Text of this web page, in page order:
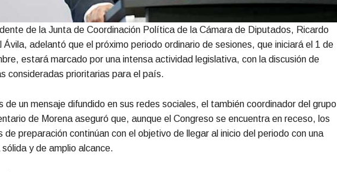
de la Junta de Coordinación Política de la Cámara de Diputados, Ricardo
Ávila, adelantó que el próximo periodo ordinario de sesiones, que iniciará el 1 de
estará marcado por una intensa actividad legislativa, con la discusión de
consideradas prioritarias para el país.
de un mensaje difundido en sus redes sociales, el también coordinador del grupo
de Morena aseguró que, aunque el Congreso se encuentra en receso, los
de preparación continúan con el objetivo de llegar al inicio del periodo con una
y de amplio alcance.